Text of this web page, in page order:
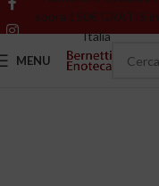
sopra 150€ GRATIS in
Italia
MENU